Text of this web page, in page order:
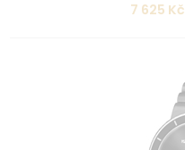
7 625 Kč